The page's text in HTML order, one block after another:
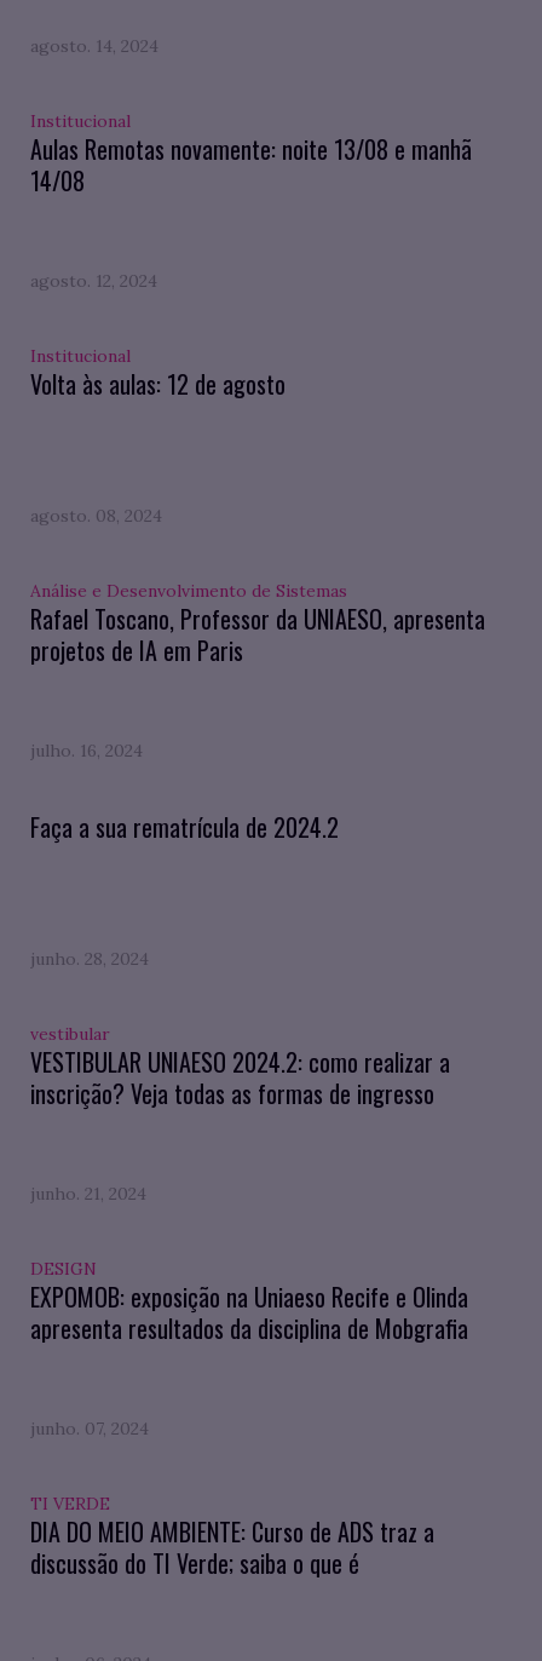
agosto. 14, 2024
Institucional
Aulas Remotas novamente: noite 13/08 e manhã
14/08
agosto. 12, 2024
Institucional
Volta às aulas: 12 de agosto
agosto. 08, 2024
Análise e Desenvolvimento de Sistemas
Rafael Toscano, Professor da UNIAESO, apresenta
projetos de IA em Paris
julho. 16, 2024
Faça a sua rematrícula de 2024.2
junho. 28, 2024
vestibular
VESTIBULAR UNIAESO 2024.2: como realizar a
inscrição? Veja todas as formas de ingresso
junho. 21, 2024
DESIGN
EXPOMOB: exposição na Uniaeso Recife e Olinda
apresenta resultados da disciplina de Mobgrafia
junho. 07, 2024
TI VERDE
DIA DO MEIO AMBIENTE: Curso de ADS traz a
discussão do TI Verde; saiba o que é